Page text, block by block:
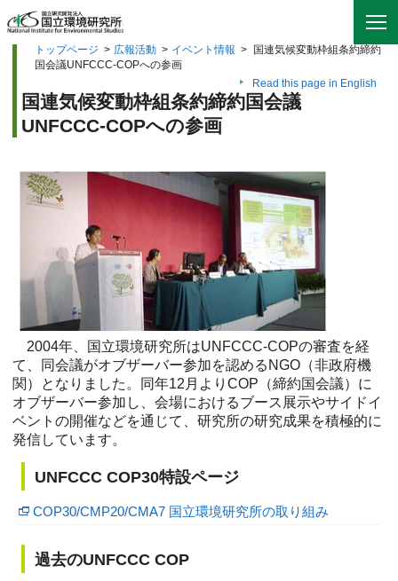
トップページ > 広報活動 > イベント情報 >
国連気候変動枠組条約締約
国会議UNFCCC-COPへの参画
Read this page in English
国連気候変動枠組条約締約国会議
UNFCCC-COPへの参画
2004年、国立環境研究所はUNFCCC-COPの審査を経
て、同会議がオブザーバー参加を認めるNGO（非政府機
関）となりました。同年12月よりCOP（締約国会議）に
オブザーバー参加し、会場におけるブース展示やサイドイ
ベントの開催などを通じて、研究所の研究成果を積極的に
発信しています。
UNFCCC COP30特設ページ
COP30/CMP20/CMA7 国立環境研究所の取り組み
過去のUNFCCC COP